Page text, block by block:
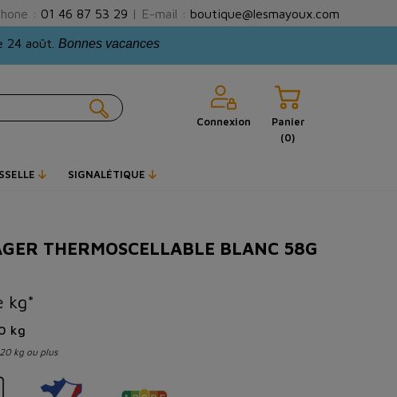
: 01 46 87 53 29 | E-mail : boutique@lesmayoux.com
24 août. Bonnes vacances
Connexion
Panier
(0)
SIGNALÉTIQUE
THERMOSCELLABLE BLANC 58G
kg*
kg
kg ou plus